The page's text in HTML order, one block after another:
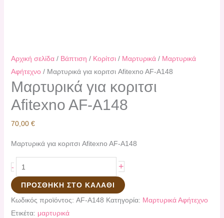
Αρχική σελίδα/ Βάπτιση / Κορίτσι/ Μαρτυρικά/ Mαρτυρικά
Αφήτεχνο/ Μαρτυρικά για κοριτσι Afitexno AF-Α148
Μαρτυρικά για κοριτσι
Afitexno AF-Α148
70,00 €
Μαρτυρικά για κοριτσι Afitexno AF-Α148
- +
ΠΡΟΣΘΉΚΗ ΣΤΟ ΚΑΛΆΘΙ
Κωδικός προϊόντος: AF-Α148 Κατηγορία: Mαρτυρικά Αφήτεχνο
Ετικέτα: μαρτυρικά